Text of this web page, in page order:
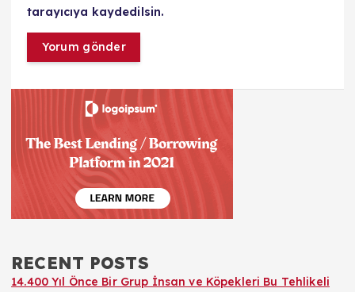
tarayıcıya kaydedilsin.
RECENT POSTS
14.400 Yıl Önce Bir Grup İnsan ve Köpekleri Bu Tehlikeli